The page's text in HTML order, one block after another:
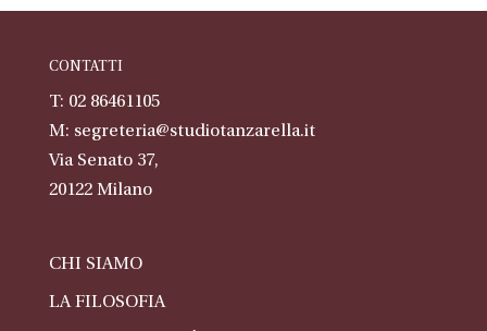
CONTATTI
T: 02 86461105
M: segreteria@studiotanzarella.it
Via Senato 37,
20122 Milano
CHI SIAMO
LA FILOSOFIA